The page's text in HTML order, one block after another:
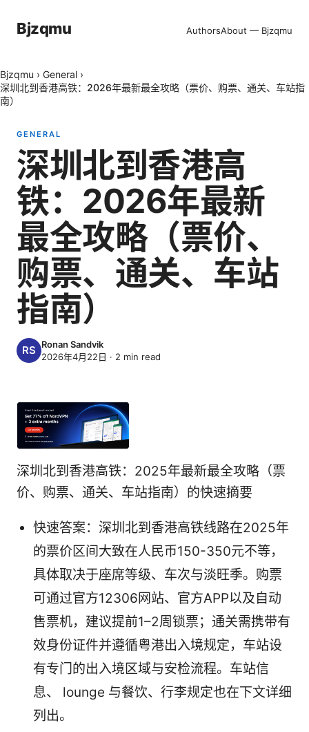
Bjzqmu AuthorsAbout — Bjzqmu
Bjzqmu › General ›
深圳北到香港高铁：2026年最新最全攻略（票价、购票、通关、车站指
南）
GENERAL
深圳北到香港高
铁：2026年最新
最全攻略（票价、
购票、通关、车站
指南）
Ronan Sandvik
2026年4月22日 · 2 min read
深圳北到香港高铁：2025年最新最全攻略（票
价、购票、通关、车站指南）的快速摘要
快速答案：深圳北到香港高铁线路在2025年
的票价区间大致在人民币150-350元不等，
具体取决于座席等级、车次与淡旺季。购票
可通过官方12306网站、官方APP以及自动
售票机，建议提前1–2周锁票；通关需携带有
效身份证件并遵循粤港出入境规定，车站设
有专门的出入境区域与安检流程。车站信
息、 lounge 与餐饮、行李规定也在下文详细
列出。